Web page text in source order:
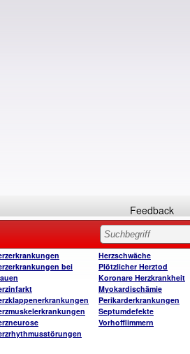
Feedback
bei
Herzschwäche
Plötzlicher Herztod
Koronare Herzkrankheit
Myokardischämie
Perikarderkrankungen
Septumdefekte
Vorhofflimmern